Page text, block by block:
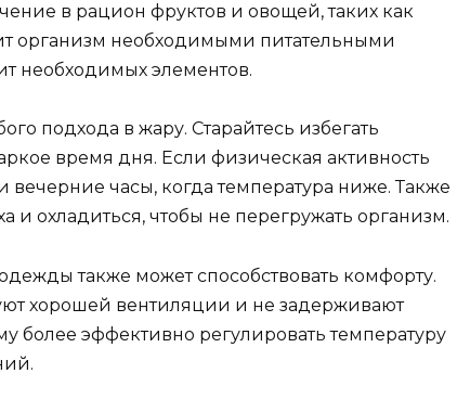
в рацион фруктов и овощей, таких как
организм необходимыми питательными
необходимых элементов.
подхода в жару. Старайтесь избегать
время дня. Если физическая активность
часы, когда температура ниже. Также
и охладиться, чтобы не перегружать организм.
также может способствовать комфорту.
хорошей вентиляции и не задерживают
более эффективно регулировать температуру